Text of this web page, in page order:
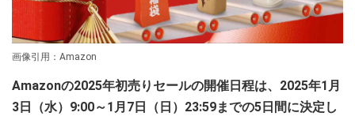
画像引用：Amazon
Amazonの2025年初売りセールの開催日程は、2025年1月
3日（水）9:00～1月7日（日）23:59までの5日間に決定し